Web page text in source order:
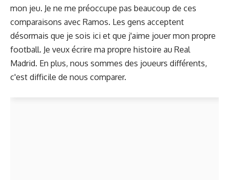
mon jeu. Je ne me préoccupe pas beaucoup de ces
comparaisons avec Ramos. Les gens acceptent
désormais que je sois ici et que j'aime jouer mon propre
football. Je veux écrire ma propre histoire au Real
Madrid. En plus, nous sommes des joueurs différents,
c'est difficile de nous comparer.